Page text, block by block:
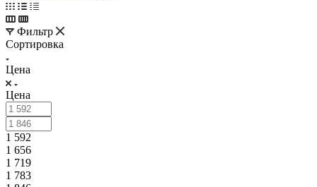
Фильтр
Сортировка
Цена
Цена
1 592
1 656
1 719
1 783